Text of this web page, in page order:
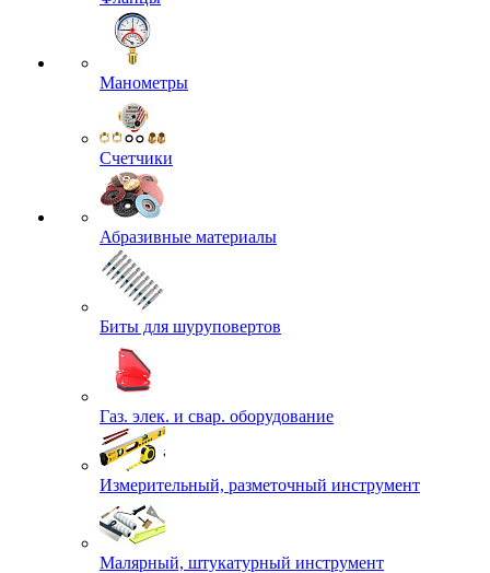
Манометры
Счетчики
Абразивные материалы
Биты для шуруповертов
Газ. элек. и свар. оборудование
Измерительный, разметочный инструмент
Малярный, штукатурный инструмент